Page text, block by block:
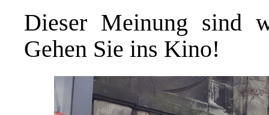
Dieser Meinung sind
Gehen Sie ins Kino!